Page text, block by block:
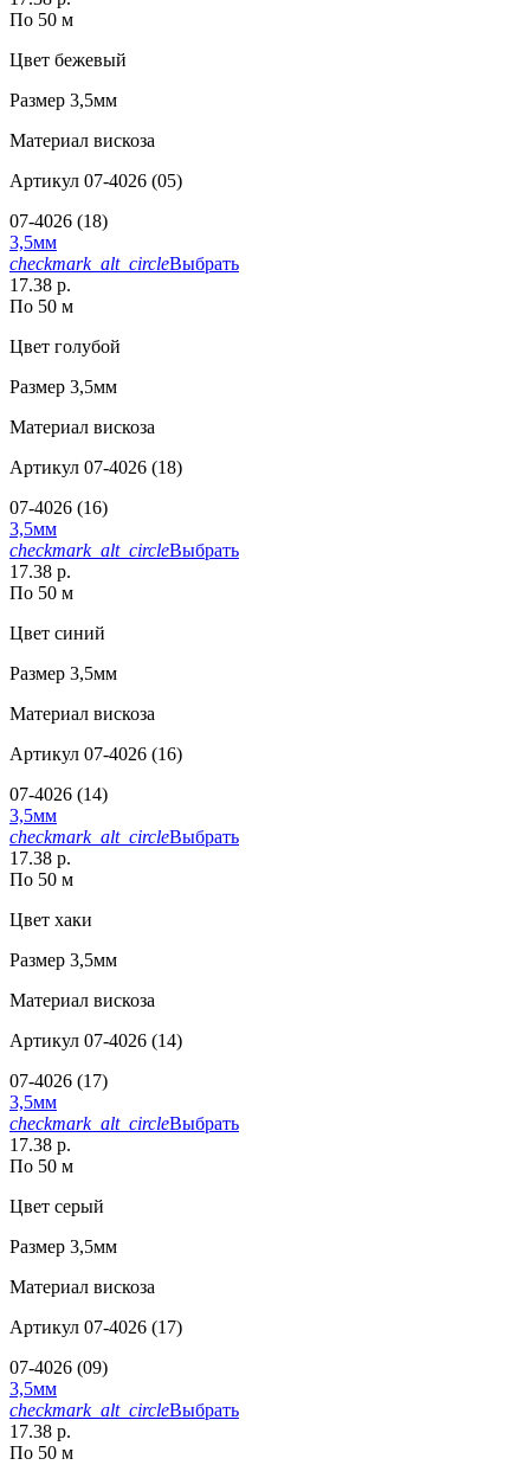
По 50 м
Цвет бежевый
Размер 3,5мм
Материал вискоза
Артикул 07-4026 (05)
07-4026 (18)
3,5мм
checkmark_alt_circleВыбрать
17.38 р.
По 50 м
Цвет голубой
Размер 3,5мм
Материал вискоза
Артикул 07-4026 (18)
07-4026 (16)
3,5мм
checkmark_alt_circleВыбрать
17.38 р.
По 50 м
Цвет синий
Размер 3,5мм
Материал вискоза
Артикул 07-4026 (16)
07-4026 (14)
3,5мм
checkmark_alt_circleВыбрать
17.38 р.
По 50 м
Цвет хаки
Размер 3,5мм
Материал вискоза
Артикул 07-4026 (14)
07-4026 (17)
3,5мм
checkmark_alt_circleВыбрать
17.38 р.
По 50 м
Цвет серый
Размер 3,5мм
Материал вискоза
Артикул 07-4026 (17)
07-4026 (09)
3,5мм
checkmark_alt_circleВыбрать
17.38 р.
По 50 м